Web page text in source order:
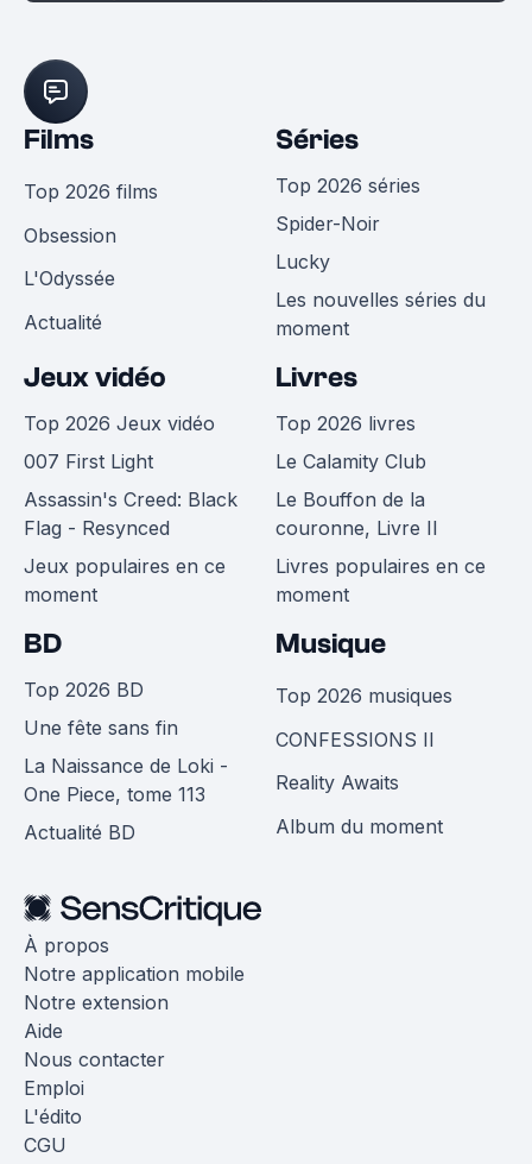
Films
Top 2026 films
Obsession
L'Odyssée
Actualité
Séries
Top 2026 séries
Spider-Noir
Lucky
Les nouvelles séries du
moment
Jeux vidéo
Top 2026 Jeux vidéo
007 First Light
Assassin's Creed: Black
Flag - Resynced
Jeux populaires en ce
moment
Livres
Top 2026 livres
Le Calamity Club
Le Bouffon de la
couronne, Livre II
Livres populaires en ce
moment
BD
Top 2026 BD
Une fête sans fin
La Naissance de Loki -
One Piece, tome 113
Actualité BD
Musique
Top 2026 musiques
CONFESSIONS II
Reality Awaits
Album du moment
À propos
Notre application mobile
Notre extension
Aide
Nous contacter
Emploi
L'édito
CGU